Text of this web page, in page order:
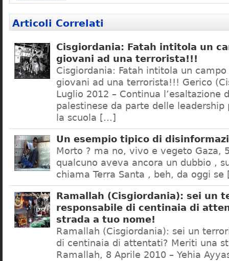
Articoli Correlati
Cisgiordania: Fatah intitola un
giovani ad una terrorista!!!
Cisgiordania: Fatah intitola un
giovani ad una terrorista!!! Gerico
Luglio 2012 – Continua l’esaltazione
palestinese da parte delle leadership
la scuola […]
Un esempio tipico di
Morto ? ma no, vivo e vegeto Gaza,
qualcuno aveva ancora un dubbio ,
chiama Terra Santa , beh, da oggi
Ramallah (Cisgiordania): sei un
responsabile di centinaia di
strada a tuo nome!
Ramallah (Cisgiordania): sei un
di centinaia di attentati? Meriti una
Ramallah, 8 Aprile 2010 – Yehia